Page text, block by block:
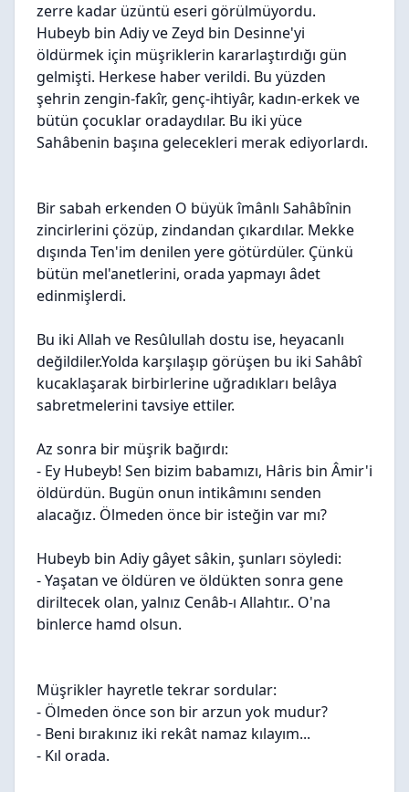
zerre kadar üzüntü eseri görülmüyordu.
Hubeyb bin Adiy ve Zeyd bin Desinne'yi
öldürmek için müşriklerin kararlaştırdığı gün
gelmişti. Herkese haber verildi. Bu yüzden
şehrin zengin-fakîr, genç-ihtiyâr, kadın-erkek ve
bütün çocuklar oradaydılar. Bu iki yüce
Sahâbenin başına gelecekleri merak ediyorlardı.
Bir sabah erkenden O büyük îmânlı Sahâbînin
zincirlerini çözüp, zindandan çıkardılar. Mekke
dışında Ten'im denilen yere götürdüler. Çünkü
bütün mel'anetlerini, orada yapmayı âdet
edinmişlerdi.
Bu iki Allah ve Resûlullah dostu ise, heyacanlı
değildiler.Yolda karşılaşıp görüşen bu iki Sahâbî
kucaklaşarak birbirlerine uğradıkları belâya
sabretmelerini tavsiye ettiler.
Az sonra bir müşrik bağırdı:
- Ey Hubeyb! Sen bizim babamızı, Hâris bin Âmir'i
öldürdün. Bugün onun intikâmını senden
alacağız. Ölmeden önce bir isteğin var mı?
Hubeyb bin Adiy gâyet sâkin, şunları söyledi:
- Yaşatan ve öldüren ve öldükten sonra gene
diriltecek olan, yalnız Cenâb-ı Allahtır.. O'na
binlerce hamd olsun.
Müşrikler hayretle tekrar sordular:
- Ölmeden önce son bir arzun yok mudur?
- Beni bırakınız iki rekât namaz kılayım...
- Kıl orada.